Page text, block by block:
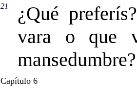
21
¿Qué
vara o que
mansedumbre?
Capítulo 6